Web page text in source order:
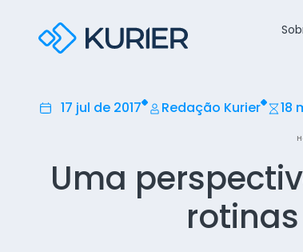
17 jul de 2017 Redação Kurier 18
Uma